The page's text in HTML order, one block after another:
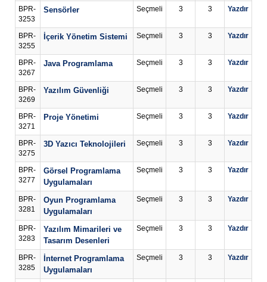
BPR-
3253
Sensörler Seçmeli 3 3 Yazdır
BPR-
3255
İçerik Yönetim Sistemi Seçmeli 3 3 Yazdır
BPR-
3267
Java Programlama Seçmeli 3 3 Yazdır
BPR-
3269
Yazılım Güvenliği Seçmeli 3 3 Yazdır
BPR-
3271
Proje Yönetimi Seçmeli 3 3 Yazdır
BPR-
3275
3D Yazıcı Teknolojileri Seçmeli 3 3 Yazdır
BPR-
3277
Görsel Programlama
Uygulamaları
Seçmeli 3 3 Yazdır
BPR-
3281
Oyun Programlama
Uygulamaları
Seçmeli 3 3 Yazdır
BPR-
3283
Yazılım Mimarileri ve
Tasarım Desenleri
Seçmeli 3 3 Yazdır
BPR-
3285
İnternet Programlama
Uygulamaları
Seçmeli 3 3 Yazdır